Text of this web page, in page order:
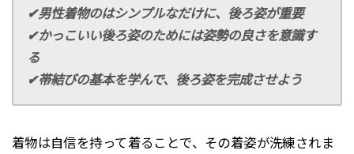
✔︎男性着物のはシンプルなだけに、後ろ姿が重要
✔︎かっこいい後ろ姿のためには姿勢の良さを意識す
る
✔︎帯結びの基本を学んで、後ろ姿を完成させよう
着物は自信を持って着ることで、その着姿が洗練されま